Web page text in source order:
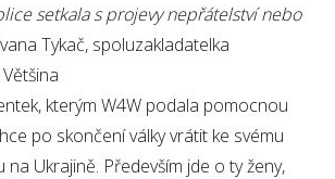
setkala s projevy nepřátelství nebo
Tykač, spoluzakladatelka
kterým W4W podala pomocnou
po skončení války vrátit ke svému
na Ukrajině. Především jde o ty ženy,